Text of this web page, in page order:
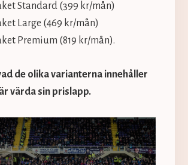
Standard (399 kr/mån)
Large (469 kr/mån)
Premium (819 kr/mån).
de olika varianterna innehåller
värda sin prislapp.